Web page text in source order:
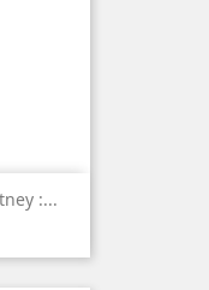
:...